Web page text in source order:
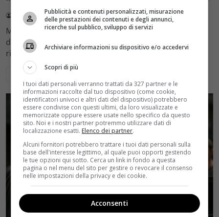
Redazione Velvet 4 Agosto 2026
Mediaset sceglie di mantenere Gerry Scotti e La Ruota
della Fortuna nell'access prime time estivo di Canale 5,
rinviando a dicembre il debutto di Enrico Pa
Leggi di più
Pubblicità e contenuti personalizzati, misurazione
delle prestazioni dei contenuti e degli annunci,
ricerche sul pubblico, sviluppo di servizi
Archiviare informazioni su dispositivo e/o accedervi
Scopri di più
I tuoi dati personali verranno trattati da 327 partner e le
informazioni raccolte dal tuo dispositivo (come cookie,
identificatori univoci e altri dati del dispositivo) potrebbero
essere condivise con questi ultimi, da loro visualizzate e
memorizzate oppure essere usate nello specifico da questo
sito. Noi e i nostri partner potremmo utilizzare dati di
localizzazione esatti. Elenco dei partner.
Alcuni fornitori potrebbero trattare i tuoi dati personali sulla
base dell'interesse legittimo, al quale puoi opporti gestendo
le tue opzioni qui sotto. Cerca un link in fondo a questa
pagina o nel menu del sito per gestire o revocare il consenso
nelle impostazioni della privacy e dei cookie.
Acconsenti